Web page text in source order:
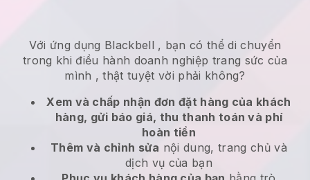
Với ứng dụng Blackbell , bạn có thể di chuyển
trong khi điều hành doanh nghiệp trang sức của
mình , thật tuyệt vời phải không?
Xem và chấp nhận đơn đặt hàng của khách
hàng, gửi báo giá, thu thanh toán và phí
hoàn tiền
Thêm và chỉnh sửa nội dung, trang chủ và
dịch vụ của bạn